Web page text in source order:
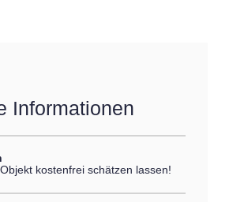
Informationen
kostenfrei schätzen lassen!